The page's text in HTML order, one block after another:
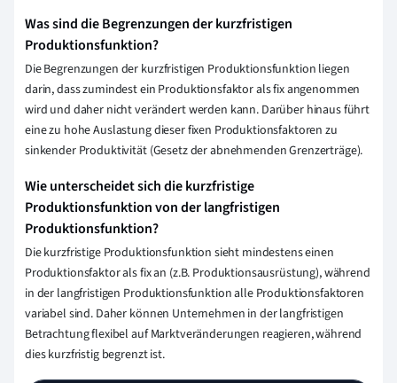
Was sind die Begrenzungen der kurzfristigen
Produktionsfunktion?
Die Begrenzungen der kurzfristigen Produktionsfunktion liegen
darin, dass zumindest ein Produktionsfaktor als fix angenommen
wird und daher nicht verändert werden kann. Darüber hinaus führt
eine zu hohe Auslastung dieser fixen Produktionsfaktoren zu
sinkender Produktivität (Gesetz der abnehmenden Grenzerträge).
Wie unterscheidet sich die kurzfristige
Produktionsfunktion von der langfristigen
Produktionsfunktion?
Die kurzfristige Produktionsfunktion sieht mindestens einen
Produktionsfaktor als fix an (z.B. Produktionsausrüstung), während
in der langfristigen Produktionsfunktion alle Produktionsfaktoren
variabel sind. Daher können Unternehmen in der langfristigen
Betrachtung flexibel auf Marktveränderungen reagieren, während
dies kurzfristig begrenzt ist.